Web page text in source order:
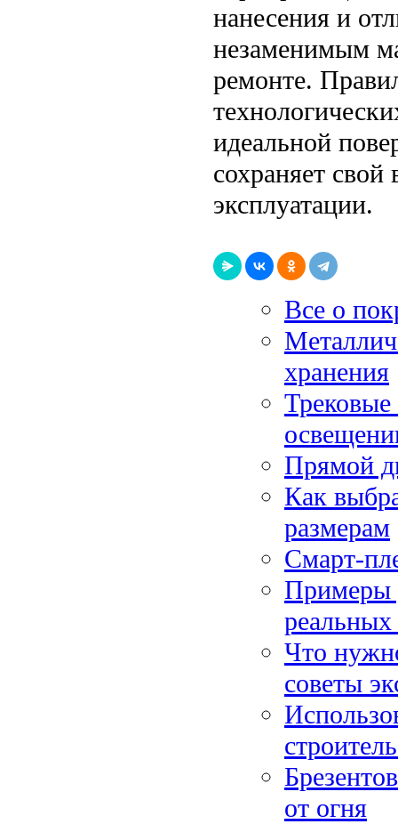
нанесения и
незаменимым
ремонте.
идеальной
сохраняет свой
эксплуатации.
Все о
хранения
Трековые
Прямой
Как
размерам
Смарт-
Примеры
реальных
Что
советы
от огня